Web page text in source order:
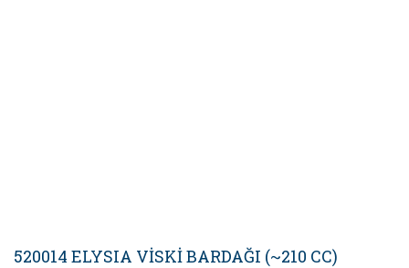
520014 ELYSIA VİSKİ BARDAĞI (~210 CC)